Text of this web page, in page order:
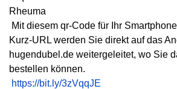
Mit diesem qr-Code für Ihr
Kurz-URL werden Sie direkt auf das
hugendubel.de weitergeleitet, wo Sie
bestellen können.
https://bit.ly/3zVqqJE